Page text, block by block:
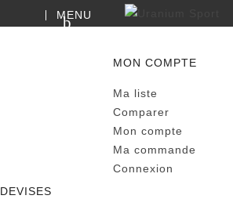
MENU
MON COMPTE
Ma liste
Comparer
Mon compte
Ma commande
Connexion
DEVISES